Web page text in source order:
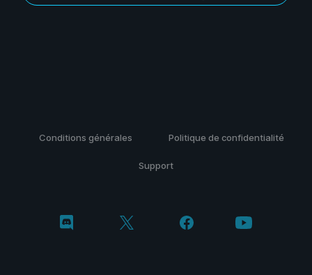
Conditions générales Politique de confidentialité
Support